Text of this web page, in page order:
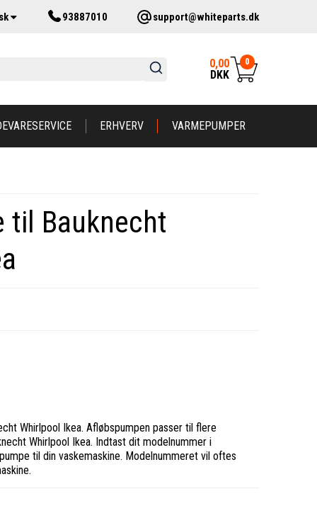
93887010 support@whiteparts.dk
0,00
DKK
0
ERHVERV VARMEPUMPER
til Bauknecht
Whirlpool Ikea. Afløbspumpen passer til flere
Whirlpool Ikea. Indtast dit modelnummer i
til din vaskemaskine. Modelnummeret vil oftes